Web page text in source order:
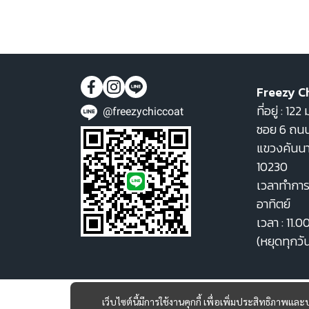
เว็บไซต์นี้มีการใช้งานคุกกี้ เพื่อเพิ่มประสิทธิภาพแล
@freezychiccoat
Freezy
ที่อยู่ : 122
ซอย 6 ถน
แขวงคันน
10230
เวลาทำก
อาทิตย์
เวลา :
(หยุดทุกวั